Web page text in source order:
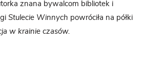
znana bywalcom bibliotek i
Stulecie Winnych powróciła na półki
w krainie czasów.